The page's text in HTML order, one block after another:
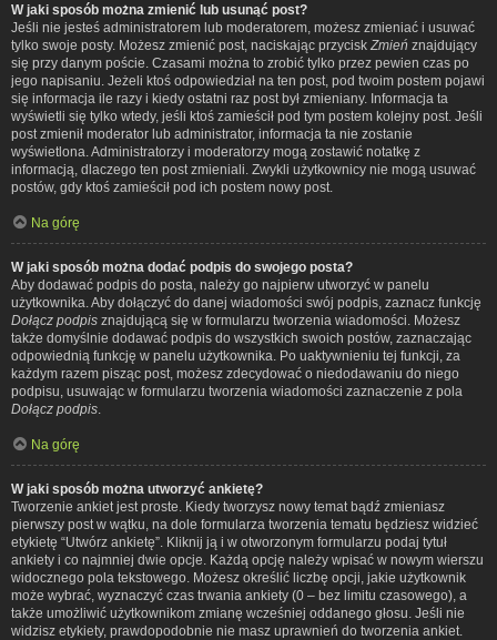
W jaki sposób można zmienić lub usunąć post?
Jeśli nie jesteś administratorem lub moderatorem, możesz zmieniać i usuwać
tylko swoje posty. Możesz zmienić post, naciskając przycisk Zmień znajdujący
się przy danym poście. Czasami można to zrobić tylko przez pewien czas po
jego napisaniu. Jeżeli ktoś odpowiedział na ten post, pod twoim postem pojawi
się informacja ile razy i kiedy ostatni raz post był zmieniany. Informacja ta
wyświetli się tylko wtedy, jeśli ktoś zamieścił pod tym postem kolejny post. Jeśli
post zmienił moderator lub administrator, informacja ta nie zostanie
wyświetlona. Administratorzy i moderatorzy mogą zostawić notatkę z
informacją, dlaczego ten post zmieniali. Zwykli użytkownicy nie mogą usuwać
postów, gdy ktoś zamieścił pod ich postem nowy post.
Na górę
W jaki sposób można dodać podpis do swojego posta?
Aby dodawać podpis do posta, należy go najpierw utworzyć w panelu
użytkownika. Aby dołączyć do danej wiadomości swój podpis, zaznacz funkcję
Dołącz podpis znajdującą się w formularzu tworzenia wiadomości. Możesz
także domyślnie dodawać podpis do wszystkich swoich postów, zaznaczając
odpowiednią funkcję w panelu użytkownika. Po uaktywnieniu tej funkcji, za
każdym razem pisząc post, możesz zdecydować o niedodawaniu do niego
podpisu, usuwając w formularzu tworzenia wiadomości zaznaczenie z pola
Dołącz podpis
Na górę
W jaki sposób można utworzyć ankietę?
Tworzenie ankiet jest proste. Kiedy tworzysz nowy temat bądź zmieniasz
pierwszy post w wątku, na dole formularza tworzenia tematu będziesz widzieć
etykietę “Utwórz ankietę”. Kliknij ją i w otworzonym formularzu podaj tytuł
ankiety i co najmniej dwie opcje. Każdą opcję należy wpisać w nowym wierszu
widocznego pola tekstowego. Możesz określić liczbę opcji, jakie użytkownik
może wybrać, wyznaczyć czas trwania ankiety (0 – bez limitu czasowego), a
także umożliwić użytkownikom zmianę wcześniej oddanego głosu. Jeśli nie
widzisz etykiety, prawdopodobnie nie masz uprawnień do tworzenia ankiet.